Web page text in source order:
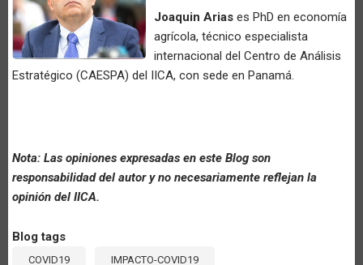
Joaquin Arias es PhD en economía
agrícola, técnico especialista
internacional del Centro de Análisis
Estratégico (CAESPA) del IICA, con sede en Panamá.
Nota: Las opiniones expresadas en este Blog son
responsabilidad del autor y no necesariamente reflejan la
opinión del IICA.
Blog tags
COVID19 IMPACTO-COVID19